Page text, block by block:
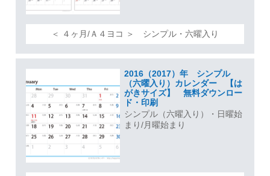
＜ ４ヶ月/Ａ４ヨコ ＞ シンプル・六曜入り
2016（2017）年 シンプル
（六曜入り）カレンダー 【は
がきサイズ】 無料ダウンロー
ド・印刷
シンプル（六曜入り）・日曜始
まり/月曜始まり